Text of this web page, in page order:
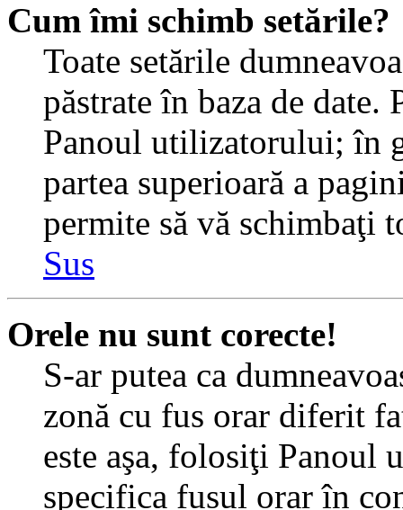
Cum îmi schimb setările?
Toate setările
păstrate în baza de
Panoul utilizatorului; în
partea superioară a
permite să vă schimbaţi
Sus
Orele nu sunt corecte!
S-ar putea ca
zonă cu fus orar diferit
este aşa, folosiţi Panoul
specifica fusul orar în